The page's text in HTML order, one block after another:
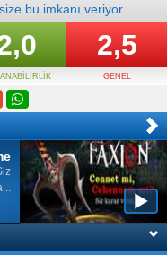
bu imkanı veriyor.
2,5
GENEL